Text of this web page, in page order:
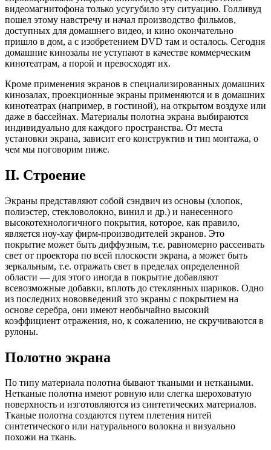
видеомагнитофона только усугубило эту ситуацию. Голливуд
пошел этому навстречу и начал производство фильмов,
доступных для домашнего видео, и кино окончательно
пришло в дом, а с изобретением DVD там и осталось. Сегодня
домашние кинозалы не уступают в качестве коммерческим
кинотеатрам, а порой и превосходят их.
Кроме применения экранов в специализированных домашних
кинозалах, проекционные экраны применяются и в домашних
кинотеатрах (например, в гостиной), на открытом воздухе или
даже в бассейнах. Материалы полотна экрана выбираются
индивидуально для каждого пространства. От места
установки экрана, зависит его конструктив и тип монтажа, о
чем мы поговорим ниже.
II. Строение
Экраны представляют собой сэндвич из основы (хлопок,
полиэстер, стекловолокно, винил и др.) и нанесенного
высокотехнологичного покрытия, которое, как правило,
является ноу-хау фирм-производителей экранов. Это
покрытие может быть диффузным, т.е. равномерно рассеивать
свет от проектора по всей плоскости экрана, а может быть
зеркальным, т.е. отражать свет в пределах определенной
области — для этого иногда в покрытие добавляют
всевозможные добавки, вплоть до стеклянных шариков. Одно
из последних нововведений это экраны с покрытием на
основе серебра, они имеют необычайно высокий
коэффициент отражения, но, к сожалению, не скручиваются в
рулоны.
Полотно экрана
По типу материала полотна бывают ткаными и неткаными.
Нетканые полотна имеют ровную или слегка шероховатую
поверхность и изготовляются из синтетических материалов.
Тканые полотна создаются путем плетения нитей
синтетического или натурального волокна и визуально
похожи на ткань.